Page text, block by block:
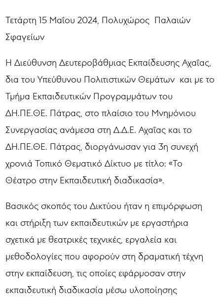
Τετάρτη 15 Μαΐου 2024, Πολυχώρος Παλαιών
Σφαγείων
Η Διεύθυνση Δευτεροβάθμιας Εκπαίδευσης Αχαΐας,
δια του Υπεύθυνου Πολιτιστικών Θεμάτων και με το
Τμήμα Εκπαιδευτικών Προγραμμάτων του
ΔΗ.ΠΕ.ΘΕ. Πάτρας, στο πλαίσιο του Μνημόνιου
Συνεργασίας ανάμεσα στη Δ.Δ.Ε. Αχαΐας και το
ΔΗ.ΠΕ.ΘΕ. Πάτρας, διοργάνωσαν για 3η συνεχή
χρονιά Τοπικό Θεματικό Δίκτυο με τίτλο: «Το
Θέατρο στην Εκπαιδευτική διαδικασία».
Βασικός σκοπός του Δικτύου ήταν η επιμόρφωση
και στήριξη των εκπαιδευτικών με εργαστήρια
σχετικά με θεατρικές τεχνικές, εργαλεία και
μεθοδολογίες που αφορούν στη δραματική τέχνη
στην εκπαίδευση, τις οποίες εφάρμοσαν στην
εκπαιδευτική διαδικασία μέσω υλοποίησης